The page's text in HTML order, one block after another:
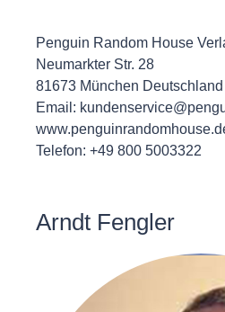
Penguin Random House
Neumarkter Str. 28
81673 München Deutschland
Email:
Telefon: +49 800 5003322
Arndt Fengler